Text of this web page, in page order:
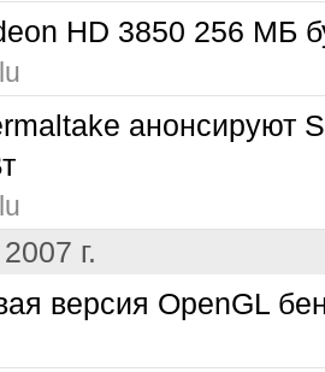
HD 3850 256 МБ
анонсируют
г.
версия OpenGL